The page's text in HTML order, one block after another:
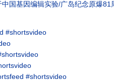
国基因编辑实验/广岛纪念原爆
#shortsvideo
#shortsvideo